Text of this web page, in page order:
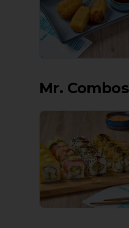
Mr. Combos